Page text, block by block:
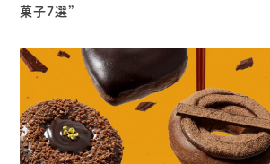
菓子7選”